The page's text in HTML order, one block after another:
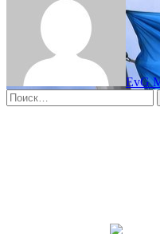
EvG
Найти: